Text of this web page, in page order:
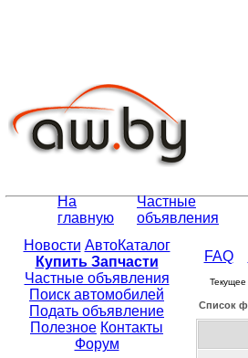
На
главную
Частные
объявления
Новости АвтоКаталог
Купить Запчасти
Частные объявления
Поиск автомобилей
Подать объявление
Полезное Контакты
Форум
FAQ
Список